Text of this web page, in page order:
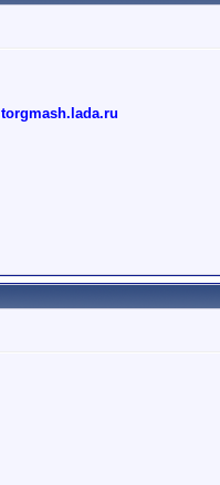
torgmash.lada.ru